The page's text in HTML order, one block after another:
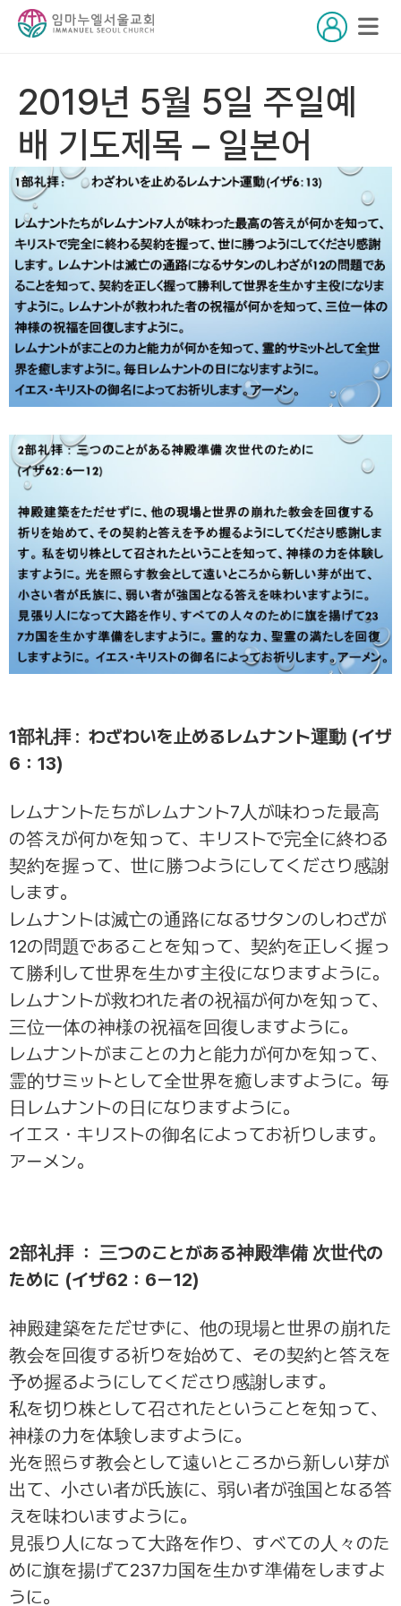
2019년 5월 5일 주일예
배 기도제목 – 일본어
1部礼拝 : わざわいを止めるレムナント運動 (イザ
6：13)
レムナントたちがレムナント7人が味わった最高
の答えが何かを知って、キリストで完全に終わる
契約を握って、世に勝つようにしてくださり感謝
します。
レムナントは滅亡の通路になるサタンのしわざが
12の問題であることを知って、契約を正しく握っ
て勝利して世界を生かす主役になりますように。
レムナントが救われた者の祝福が何かを知って、
三位一体の神様の祝福を回復しますように。
レムナントがまことの力と能力が何かを知って、
霊的サミットとして全世界を癒しますように。毎
日レムナントの日になりますように。
イエス・キリストの御名によってお祈りします。
アーメン。
2部礼拝 ： 三つのことがある神殿準備 次世代の
ために (イザ62：6ー12)
神殿建築をただせずに、他の現場と世界の崩れた
教会を回復する祈りを始めて、その契約と答えを
予め握るようにしてくださり感謝します。
私を切り株として召されたということを知って、
神様の力を体験しますように。
光を照らす教会として遠いところから新しい芽が
出て、小さい者が氏族に、弱い者が強国となる答
えを味わいますように。
見張り人になって大路を作り、すべての人々のた
めに旗を揚げて237カ国を生かす準備をしますよ
うに。